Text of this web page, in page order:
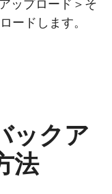
ップロード＞そ
ードします。
ックア
法